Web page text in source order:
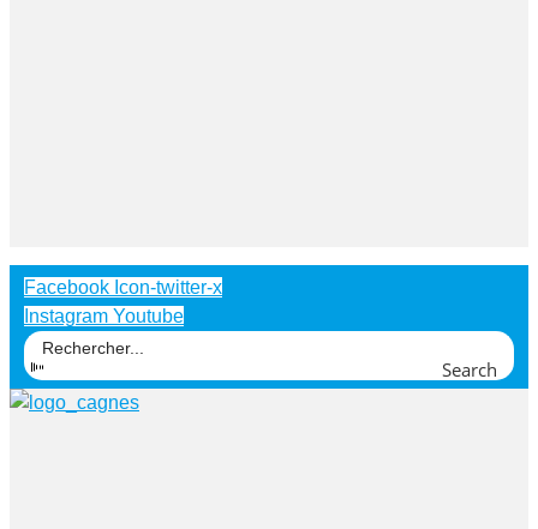
Facebook Icon-twitter-x
Instagram Youtube
Search